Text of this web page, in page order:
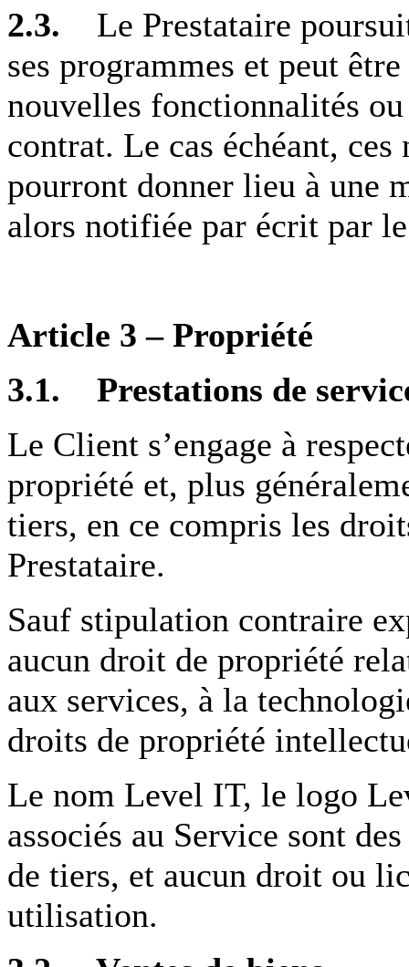
2.3. Le Prestataire
ses programmes et peut
nouvelles fonctionnalités
contrat. Le cas échéant,
pourront donner lieu à une
alors notifiée par écrit par
Article 3 – Propriété
3.1. Prestations de
Le Client s’engage à
propriété et, plus
tiers, en ce compris les
Prestataire.
Sauf stipulation contraire
aucun droit de propriété
aux services, à la
droits de propriété
Le nom Level IT, le logo
associés au Service sont
de tiers, et aucun droit ou
utilisation.